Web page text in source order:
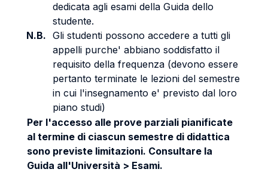
dedicata agli esami della Guida dello
studente.
N.B. Gli studenti possono accedere a tutti gli
appelli purche' abbiano soddisfatto il
requisito della frequenza (devono essere
pertanto terminate le lezioni del semestre
in cui l'insegnamento e' previsto dal loro
piano studi)
Per l'accesso alle prove parziali pianificate
al termine di ciascun semestre di didattica
sono previste limitazioni. Consultare la
Guida all'Università > Esami.